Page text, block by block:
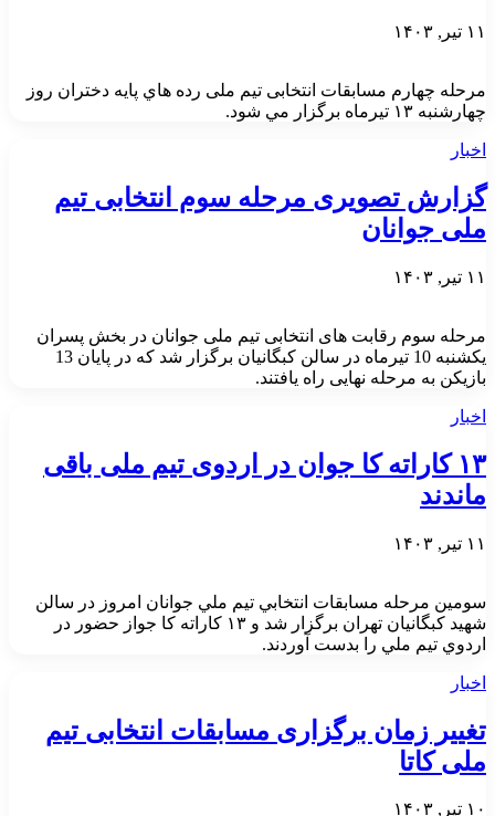
۱۱ تیر, ۱۴۰۳
مرحله چهارم مسابقات انتخابی تیم ملی رده هاي پايه دختران روز
چهارشنبه ۱۳ تيرماه برگزار مي شود.
اخبار
گزارش تصویری مرحله سوم انتخابی تیم
ملی جوانان
۱۱ تیر, ۱۴۰۳
مرحله سوم رقابت های انتخابی تیم ملی جوانان در بخش پسران
یکشنبه 10 تیرماه در سالن کبگانیان برگزار شد که در پایان 13
بازیکن به مرحله نهایی راه یافتند.
اخبار
۱۳ کاراته کا جوان در اردوی تیم ملی باقی
ماندند
۱۱ تیر, ۱۴۰۳
سومين مرحله مسابقات انتخابي تيم ملي جوانان امروز در سالن
شهيد كبگانيان تهران برگزار شد و ۱۳ كاراته كا جواز حضور در
اردوي تيم ملي را بدست آوردند.
اخبار
تغییر زمان برگزاری مسابقات انتخابی تیم
ملی کاتا
۱۰ تیر, ۱۴۰۳